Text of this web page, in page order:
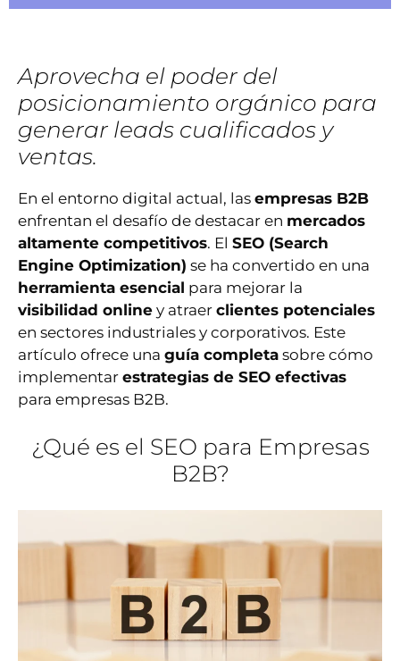
Aprovecha el poder del
posicionamiento orgánico para
generar leads cualificados y
ventas.
En el entorno digital actual, las empresas B2B
enfrentan el desafío de destacar en mercados
altamente competitivos. El SEO (Search
Engine Optimization) se ha convertido en una
herramienta esencial para mejorar la
visibilidad online y atraer clientes potenciales
en sectores industriales y corporativos. Este
artículo ofrece una guía completa sobre cómo
implementar estrategias de SEO efectivas
para empresas B2B.
¿Qué es el SEO para Empresas
B2B?